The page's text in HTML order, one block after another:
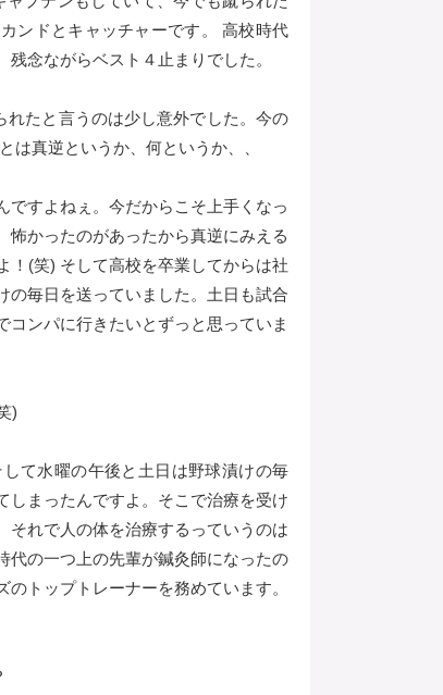
ンドとキャッチャーです。 高校時代
念ながらベスト４止まりでした。
たと言うのは少し意外でした。今の
は真逆というか、何というか、、
ですよねぇ。今だからこそ上手くなっ
怖かったのがあったから真逆にみえる
！(笑) そして高校を卒業してからは社
の毎日を送っていました。土日も試合
ンパに行きたいとずっと思っていま
)
て水曜の午後と土日は野球漬けの毎
しまったんですよ。そこで治療を受け
それで人の体を治療するっていうのは
代の一つ上の先輩が鍼灸師になったの
トップトレーナーを務めています。